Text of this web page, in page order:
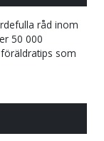
råd inom
50 000
som